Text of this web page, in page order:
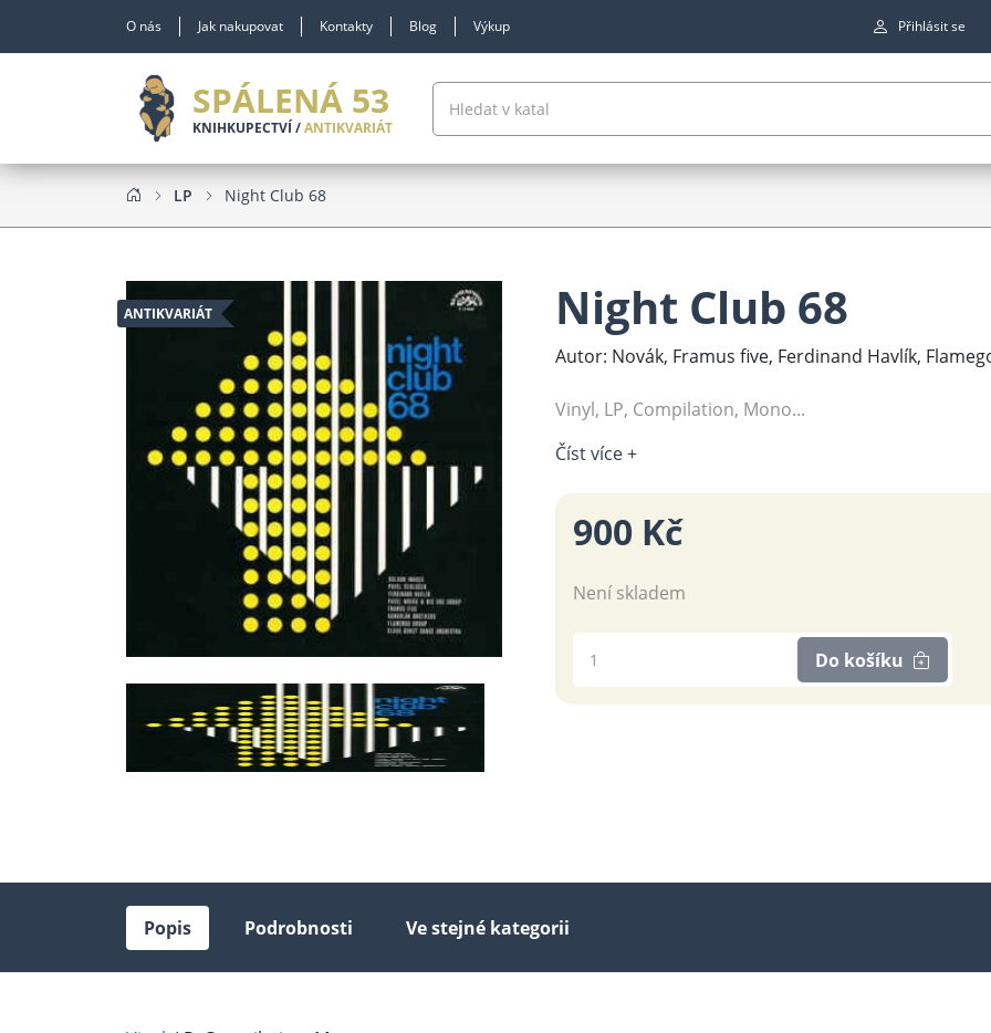
O nás Jak nakupovat Kontakty Blog Výkup Přihlásit se
SPÁLENÁ 53
KNIHKUPECTVÍ /ANTIKVARIÁT
LP Night Club 68
ANTIKVARIÁT Night Club 68
Autor: Novák, Framus five, Ferdinand Havlík,
Vinyl, LP, Compilation, Mono...
Číst více +
900 Kč
Není skladem
Do košíku
Popis Podrobnosti Ve stejné kategorii